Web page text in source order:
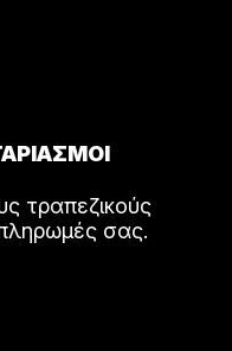
τραπεζικούς
σας.